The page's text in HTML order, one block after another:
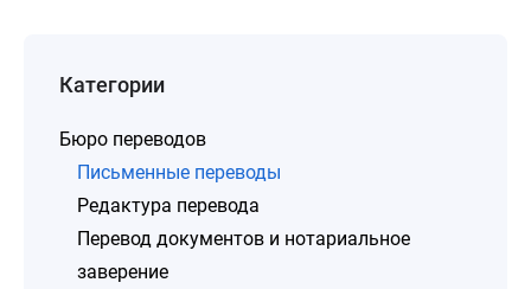
Категории
Бюро переводов
Письменные переводы
Редактура перевода
Перевод документов и нотариальное
заверение